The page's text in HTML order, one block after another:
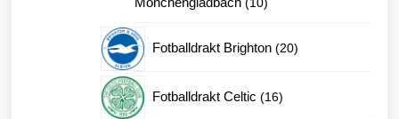
Fotballdrakt Brighton 2020
Fotballdrakt Celtic 1616